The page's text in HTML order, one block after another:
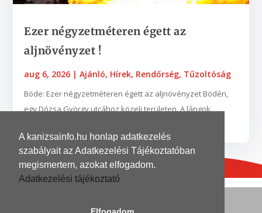
A kanizsainfo.hu honlap adatkezelés
szabályait az Adatkezelési Tájékoztatóban
megismertem, azokat elfogadom.
Adatkezelési tájékoztató
Ezer négyzetméteren égett az
aljnövényzet !
aug 6, 2026 |Ajánló, Hírek, Rendőrség, Tűzoltóság
Böde: Ezer négyzetméteren égett az aljnövényzet Bödén,
egy Dózsa György utcához közeli területen. A lángok